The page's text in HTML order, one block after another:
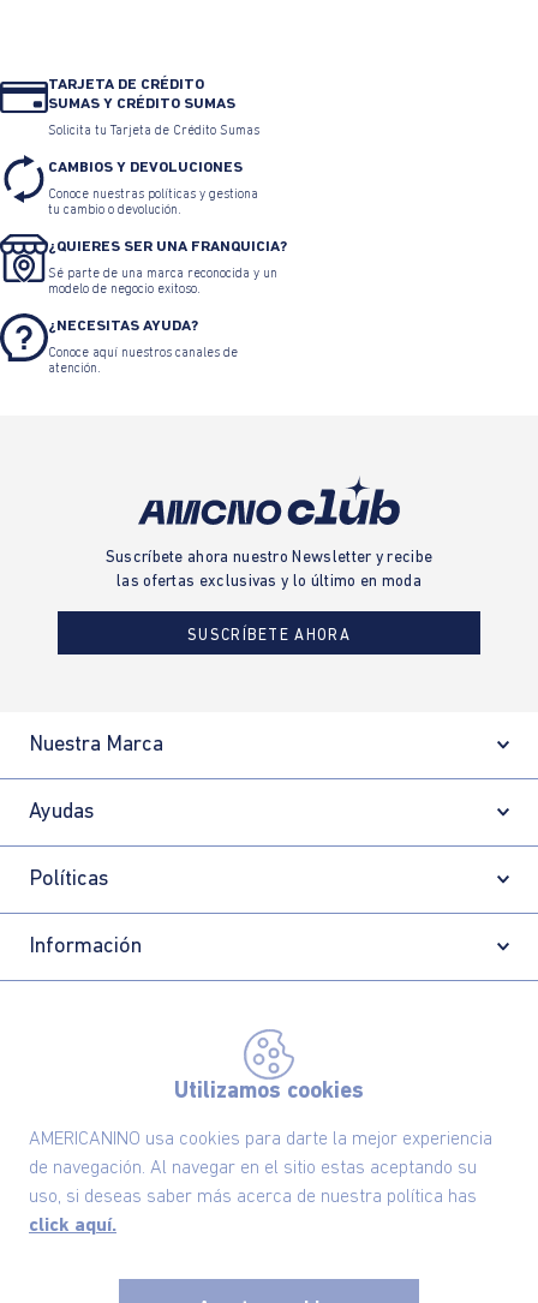
Utilizamos cookies
AMERICANINO usa cookies para darte la mejor experiencia
de navegación. Al navegar en el sitio estas aceptando su
uso, si deseas saber más acerca de nuestra política has
click aquí.
TARJETA DE CRÉDITO
SUMAS Y CRÉDITO SUMAS
Solicita tu Tarjeta de Crédito Sumas
CAMBIOS Y DEVOLUCIONES
Conoce nuestras políticas y gestiona
tu cambio o devolución.
¿QUIERES SER UNA FRANQUICIA?
Sé parte de una marca reconocida y un
modelo de negocio exitoso.
¿NECESITAS AYUDA?
Conoce aquí nuestros canales de
atención.
Suscríbete ahora nuestro Newsletter y recibe
las ofertas exclusivas y lo último en moda
SUSCRÍBETE AHORA
Nuestra Marca
Ayudas
Políticas
Información